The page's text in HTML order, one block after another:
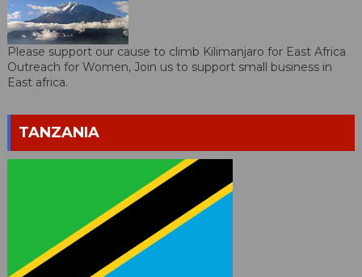
Please support our cause to climb Kilimanjaro for East Africa
Outreach for Women, Join us to support small business in
East africa.
TANZANIA